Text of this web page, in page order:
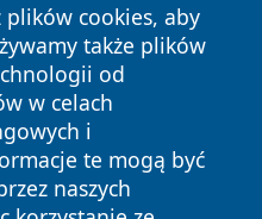
plików cookies, aby
także plików
od
w celach
i
te mogą być
naszych
Wszystkie prawa